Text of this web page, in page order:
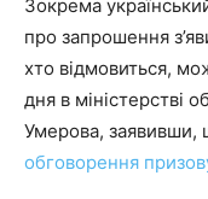
Зокрема
про запрошення
хто відмовиться,
дня в міністерстві
Умерова, заявивши,
обговорення